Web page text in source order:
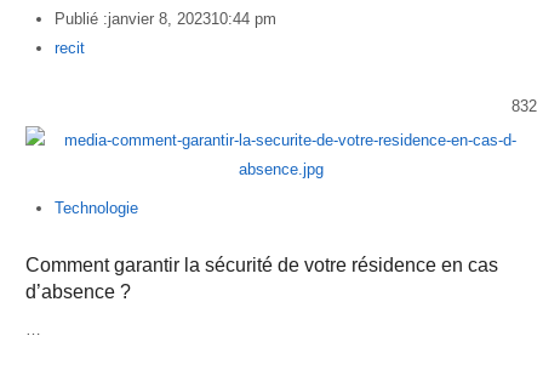
Publié :janvier 8, 202310:44 pm
Author
recit
832
Technologie
Comment garantir la sécurité de votre résidence en cas
d’absence ?